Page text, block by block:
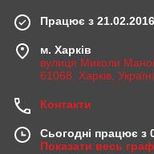
Працює з 21.02.2016
м. Харків
вулиця Миколи
61068, Харків,
Контакти
Сьогодні працює з
Показати весь